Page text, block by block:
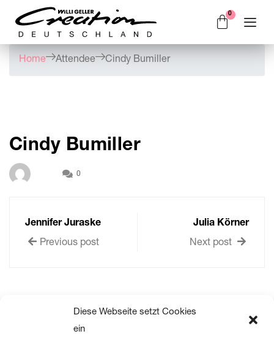
Diese Webseite setzt Cookies
ein
Home Attendee Cindy Bumiller
Cindy Bumiller
0
Jennifer Juraske
Previous post
Julia Körner
Next post